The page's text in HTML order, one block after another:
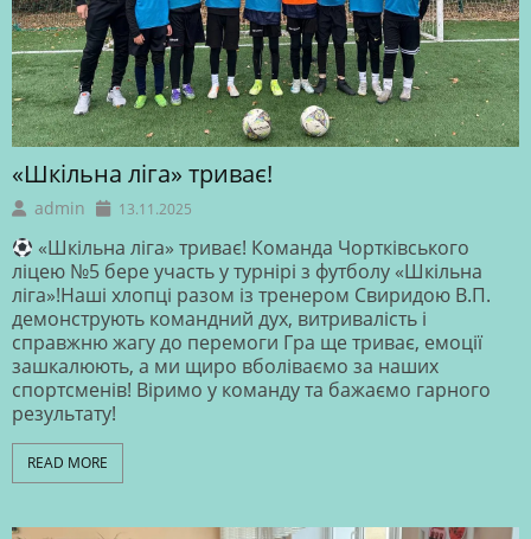
«Шкільна ліга» триває!
admin 13.11.2025
«Шкільна ліга» триває! Команда Чортківського
ліцею №5 бере участь у турнірі з футболу «Шкільна
ліга»!Наші хлопці разом із тренером Свиридою В.П.
демонструють командний дух, витривалість і
справжню жагу до перемоги Гра ще триває, емоції
зашкалюють, а ми щиро вболіваємо за наших
спортсменів! Віримо у команду та бажаємо гарного
результату!
READ MORE